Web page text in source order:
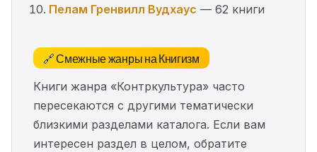
Пелам Гренвилл Вудхаус — 62 книги
🔗 Смежные жанры на Книгизм
Книги жанра «Контркультура» часто
пересекаются с другими тематически
близкими разделами каталога. Если вам
интересен раздел в целом, обратите